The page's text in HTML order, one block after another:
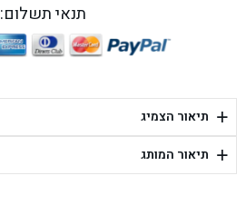
בן גל - היובלים 26, הוד השרון - הוד השרון
בן גל - יפת 88, תל אביב יפו - תל אביב
בן גל - דור אלון הר טוב - בית שמש
תנאי תשלום:
+ תיאור הצמיג
+ תיאור המותג